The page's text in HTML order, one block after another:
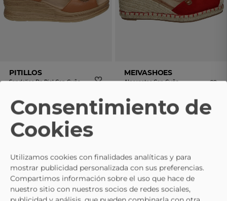
PITILLOS
Sandalias De Piel Con Cuña
69,95 €
MEIVASHOES
Alpargatas Con Cuña
Para Mujer
29,95 € 39,95 €
- 15%
DOCTOR CUTILLAS
Sandalias De Piel Con Cuña
DOCTOR CUTILLAS 35310 En
Consentimiento de
Cookies
Utilizamos cookies con finalidades analíticas y para
mostrar publicidad personalizada con sus preferencias.
Compartimos información sobre el uso que hace de
nuestro sitio con nuestros socios de redes sociales,